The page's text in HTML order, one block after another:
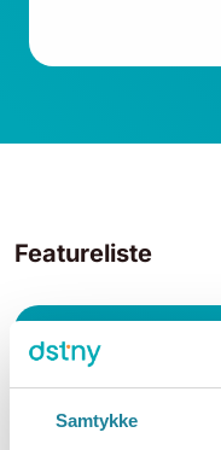
Samtykke
Featureliste
Features